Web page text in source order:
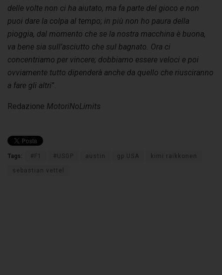
delle volte non ci ha aiutato, ma fa parte del gioco e non
puoi dare la colpa al tempo; in più non ho paura della
pioggia, dal momento che se la nostra macchina è buona,
va bene sia sull’asciutto che sul bagnato. Ora ci
concentriamo per vincere; dobbiamo essere veloci e poi
ovviamente tutto dipenderà anche da quello che riusciranno
a fare gli altri”.
Redazione MotoriNoLimits
Tags: #F1 #USGP austin gp USA kimi raikkonen
sebastian vettel